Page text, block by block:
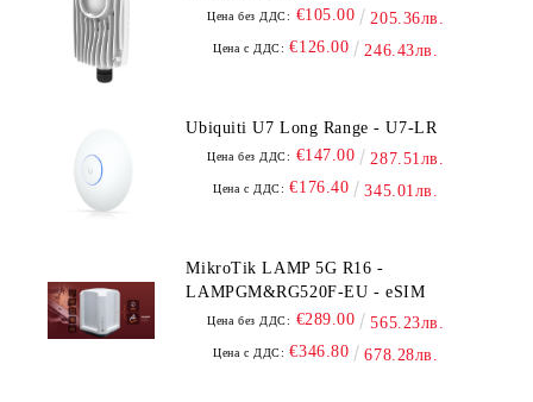
Цена без ДДС: €105.00 205.36лв.
Цена с ДДС: €126.00 246.43лв.
Ubiquiti U7 Long Range - U7-LR
Цена без ДДС: €147.00 287.51лв.
Цена с ДДС: €176.40 345.01лв.
MikroTik LAMP 5G R16 -
LAMPGM&RG520F-EU - eSIM
Цена без ДДС: €289.00 565.23лв.
Цена с ДДС: €346.80 678.28лв.